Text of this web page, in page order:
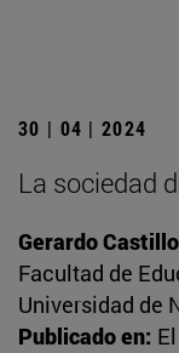
30 | 04 | 2024
La sociedad
Gerardo
Facultad de
Universidad de
Publicado en: